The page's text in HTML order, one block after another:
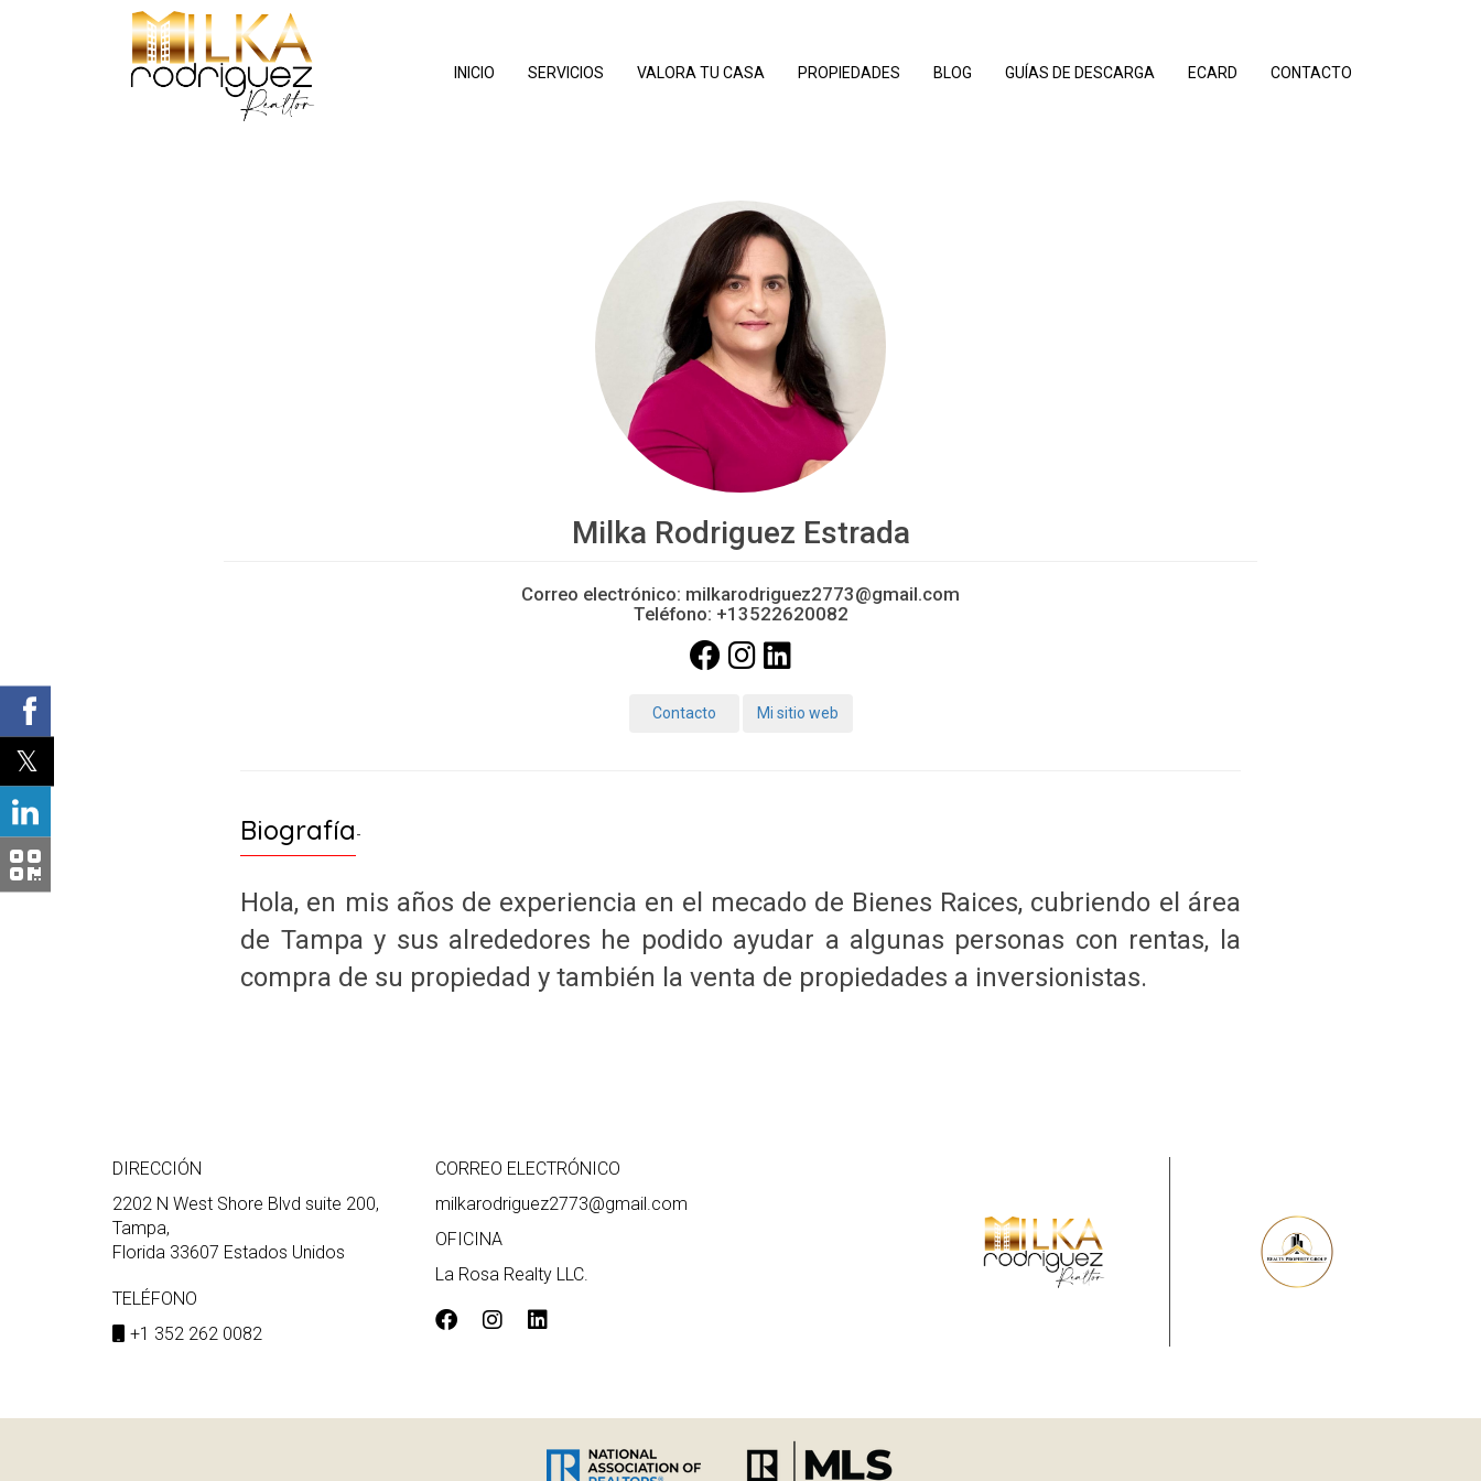
INICIO SERVICIOS VALORA TU CASA PROPIEDADES BLOG GUÍAS DE DESCARGA ECARD CONTACTO
Milka Rodriguez Estrada
Correo electrónico: milkarodriguez2773@gmail.com
Teléfono: +13522620082
Contacto Mi sitio web
Biografía-
Hola, en mis años de experiencia en el mecado de Bienes Raices, cubriendo el área
de Tampa y sus alrededores he podido ayudar a algunas personas con rentas, la
compra de su propiedad y también la venta de propiedades a inversionistas.
DIRECCIÓN
2202 N West Shore Blvd suite 200,
Tampa,
Florida 33607 Estados Unidos
TELÉFONO
+1 352 262 0082
CORREO ELECTRÓNICO
milkarodriguez2773@gmail.com
OFICINA
La Rosa Realty LLC.